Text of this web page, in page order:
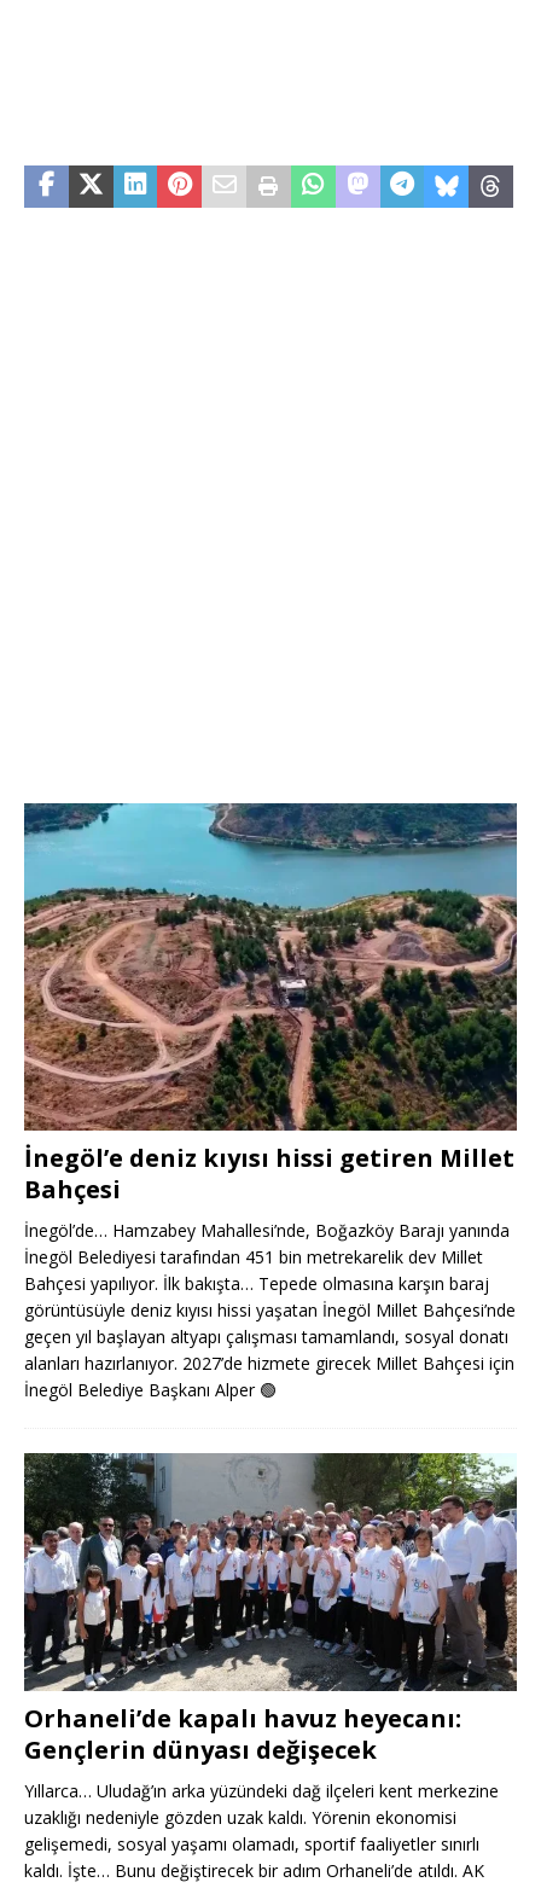
İnegöl’e deniz kıyısı hissi getiren Millet
Bahçesi
İnegöl’de… Hamzabey Mahallesi’nde, Boğazköy Barajı yanında
İnegöl Belediyesi tarafından 451 bin metrekarelik dev Millet
Bahçesi yapılıyor. İlk bakışta… Tepede olmasına karşın baraj
görüntüsüyle deniz kıyısı hissi yaşatan İnegöl Millet Bahçesi’nde
geçen yıl başlayan altyapı çalışması tamamlandı, sosyal donatı
alanları hazırlanıyor. 2027’de hizmete girecek Millet Bahçesi için
İnegöl Belediye Başkanı Alper 🟢
Orhaneli’de kapalı havuz heyecanı:
Gençlerin dünyası değişecek
Yıllarca… Uludağ’ın arka yüzündeki dağ ilçeleri kent merkezine
uzaklığı nedeniyle gözden uzak kaldı. Yörenin ekonomisi
gelişemedi, sosyal yaşamı olamadı, sportif faaliyetler sınırlı
kaldı. İşte… Bunu değiştirecek bir adım Orhaneli’de atıldı. AK